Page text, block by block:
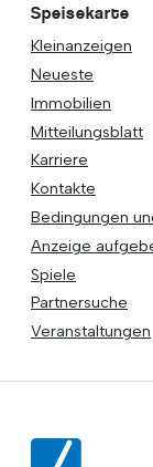
Speisekarte
Kleinanzeigen
Neueste
Immobilien
Mitteilungsblatt
Karriere
Kontakte
Bedingungen
Anzeige
Spiele
Partnersuche
Veranstaltungen